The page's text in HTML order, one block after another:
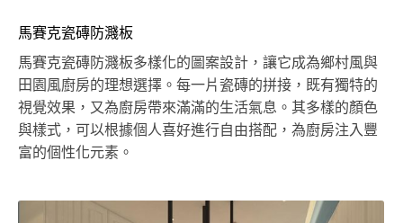
馬賽克瓷磚防濺板
馬賽克瓷磚防濺板多樣化的圖案設計，讓它成為鄉村風與
田園風廚房的理想選擇。每一片瓷磚的拼接，既有獨特的
視覺效果，又為廚房帶來滿滿的生活氣息。其多樣的顏色
與樣式，可以根據個人喜好進行自由搭配，為廚房注入豐
富的個性化元素。